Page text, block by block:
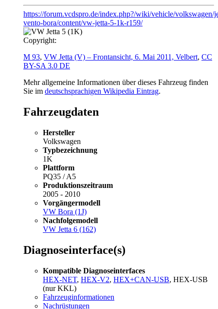
https://forum.vcdspro.de/index.php?/wiki/vehicle/volkswagen/
vento-bora/content/vw-jetta-5-1k-r159/
Copyright:
M 93, VW Jetta (V) – Frontansicht, 6. Mai 2011, Velbert, CC
BY-SA 3.0 DE
Mehr allgemeine Informationen über dieses Fahrzeug finden
Sie im deutschsprachigen Wikipedia Eintrag.
Fahrzeugdaten
Hersteller
Volkswagen
Typbezeichnung
1K
Plattform
PQ35 / A5
Produktionszeitraum
2005 - 2010
Vorgängermodell
VW Bora (1J)
Nachfolgemodell
VW Jetta 6 (162)
Diagnoseinterface(s)
Kompatible Diagnoseinterfaces
HEX-NET, HEX-V2, HEX+CAN-USB, HEX-USB
(nur KKL)
Fahrzeuginformationen
Nachrüstungen